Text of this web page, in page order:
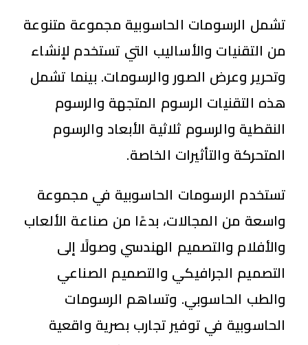
تشمل الرسومات الحاسوبية مجموعة متنوعة
من التقنيات والأساليب التي تستخدم لإنشاء
وتحرير وعرض الصور والرسومات. بينما تشمل
هذه التقنيات الرسوم المتجهة والرسوم
النقطية والرسوم ثلاثية الأبعاد والرسوم
المتحركة والتأثيرات الخاصة.
تستخدم الرسومات الحاسوبية في مجموعة
واسعة من المجالات، بدءًا من صناعة الألعاب
والأفلام والتصميم الهندسي وصولًا إلى
التصميم الجرافيكي والتصميم الصناعي
والطب الحاسوبي. وتساهم الرسومات
الحاسوبية في توفير تجارب بصرية واقعية